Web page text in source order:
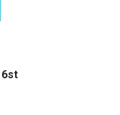
6st